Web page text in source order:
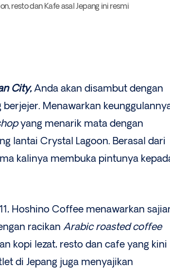
resto dan Kafe asal Jepang ini resmi
City,Anda akan disambut dengan
Menawarkan
yang menarik mata dengan
lantai Crystal Lagoon. Berasal dari
kalinya membuka pintunya
Hoshino Coffee menawarkan
racikan Arabic roasted coffee
kopi lezat, resto dan cafe yang kini
di Jepang juga menyajikan